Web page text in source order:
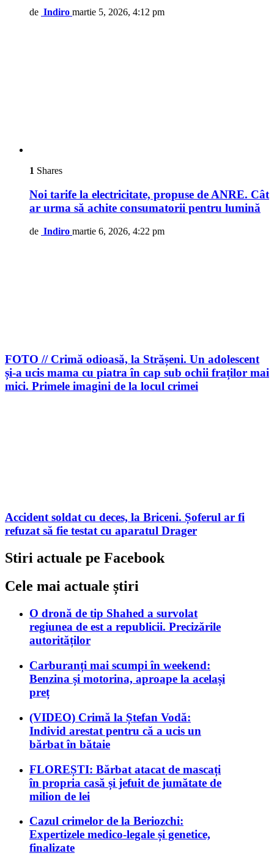
de Indiro martie 5, 2026, 4:12 pm
1 Shares
Noi tarife la electricitate, propuse de ANRE. Cât
ar urma să achite consumatorii pentru lumină
de Indiro martie 6, 2026, 4:22 pm
FOTO // Crimă odioasă, la Strășeni. Un adolescent
și-a ucis mama cu piatra în cap sub ochii fraților mai
mici. Primele imagini de la locul crimei
Accident soldat cu deces, la Briceni. Șoferul ar fi
refuzat să fie testat cu aparatul Drager
Stiri actuale pe Facebook
Cele mai actuale știri
O dronă de tip Shahed a survolat
regiunea de est a republicii. Precizările
autorităților
Carburanți mai scumpi în weekend:
Benzina și motorina, aproape la același
preț
(VIDEO) Crimă la Ștefan Vodă:
Individ arestat pentru că a ucis un
bărbat în bătaie
FLOREȘTI: Bărbat atacat de mascați
în propria casă și jefuit de jumătate de
milion de lei
Cazul crimelor de la Beriozchi:
Expertizele medico-legale și genetice,
finalizate